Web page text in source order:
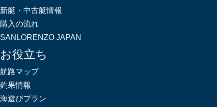
新艇・中古艇情報
購入の流れ
SANLORENZO JAPAN
お役立ち
航路マップ
釣果情報
海遊びプラン